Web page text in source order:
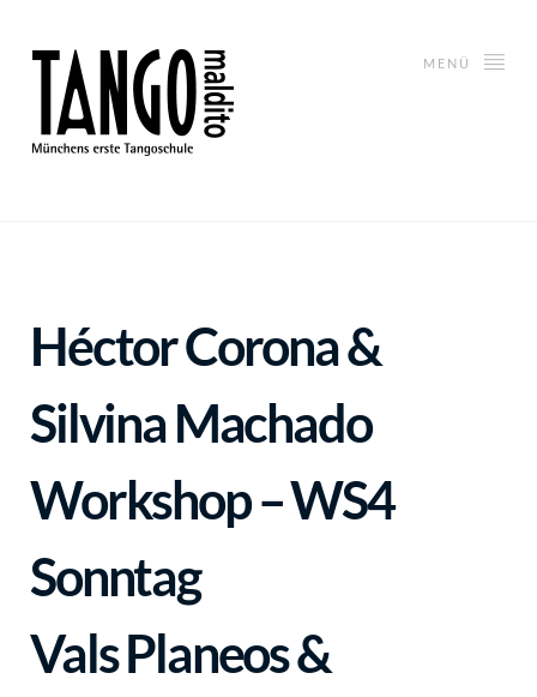
MENÜ
Héctor Corona &
Silvina Machado
Workshop – WS4
Sonntag
ValsPlaneos &